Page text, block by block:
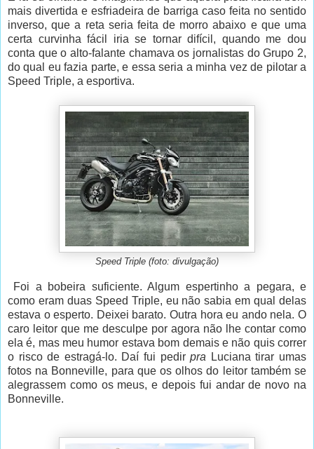
mais divertida e esfriadeira de barriga caso feita no sentido
inverso, que a reta seria feita de morro abaixo e que uma
certa curvinha fácil iria se tornar difícil, quando me dou
conta que o alto-falante chamava os jornalistas do Grupo 2,
do qual eu fazia parte, e essa seria a minha vez de pilotar a
Speed Triple, a esportiva.
Speed Triple (foto: divulgação)
Foi a bobeira suficiente. Algum espertinho a pegara, e
como eram duas Speed Triple, eu não sabia em qual delas
estava o esperto. Deixei barato. Outra hora eu ando nela. O
caro leitor que me desculpe por agora não lhe contar como
ela é, mas meu humor estava bom demais e não quis correr
o risco de estragá-lo. Daí fui pedirpra
Luciana tirar umas
fotos na Bonneville, para que os olhos do leitor também se
alegrassem como os meus, e depois fui andar de novo na
Bonneville.